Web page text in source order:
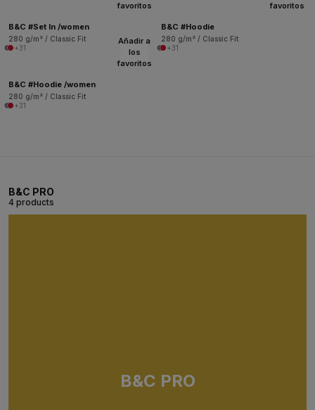
favoritos
B&C #Set In /women
280 g/m² / Classic Fit
+31
favoritos
B&C #Hoodie
280 g/m² / Classic Fit
+31
Añadir a
los
favoritos
B&C #Hoodie /women
280 g/m² / Classic Fit
+31
B&C PRO
4 products
B&C PRO